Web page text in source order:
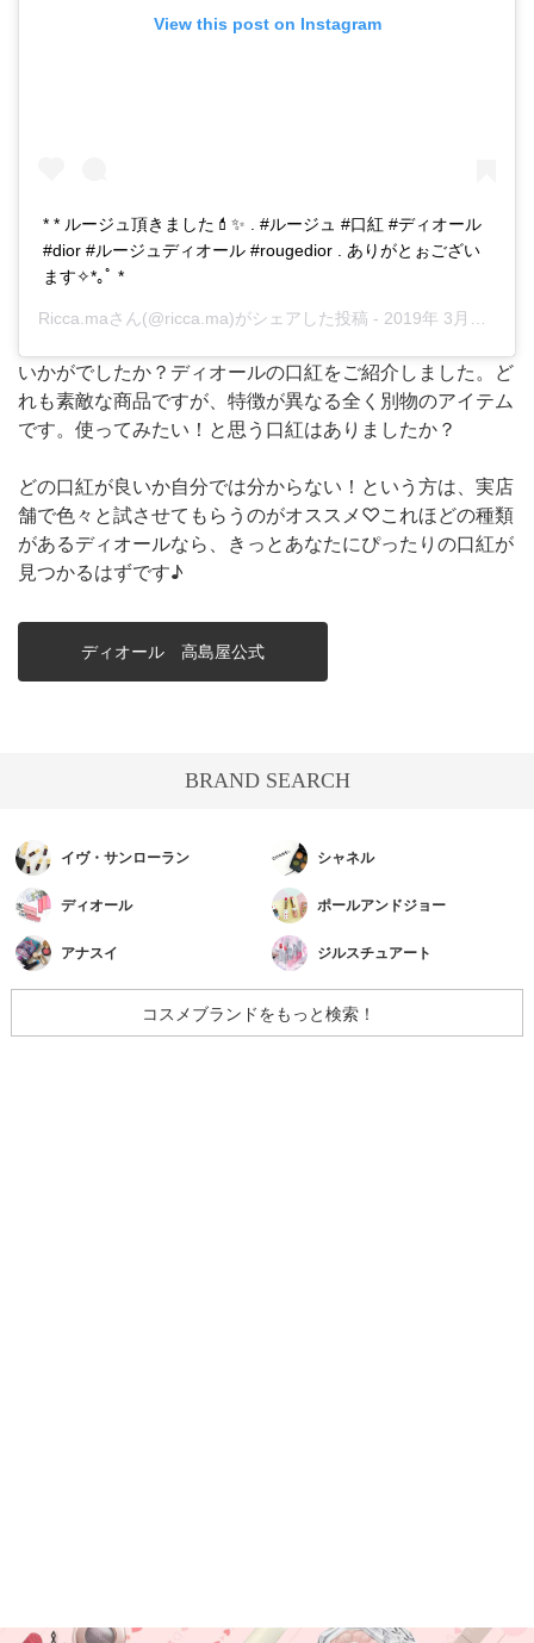
View this post on Instagram
* * ルージュ頂きました💄✨ . #ルージュ #口紅 #ディオール
#dior #ルージュディオール #rougedior . ありがとぉござい
ます✧*｡ﾟ *
Ricca.maさん(@ricca.ma)がシェアした投稿 - 2019年 3月月13日午前4時11分PDT
いかがでしたか？ディオールの口紅をご紹介しました。ど
れも素敵な商品ですが、特徴が異なる全く別物のアイテム
です。使ってみたい！と思う口紅はありましたか？
どの口紅が良いか自分では分からない！という方は、実店
舗で色々と試させてもらうのがオススメ♡これほどの種類
があるディオールなら、きっとあなたにぴったりの口紅が
見つかるはずです♪
ディオール 高島屋公式
BRAND SEARCH
イヴ・サンローラン シャネル
ディオール ポールアンドジョー
アナスイ ジルスチュアート
コスメブランドをもっと検索！